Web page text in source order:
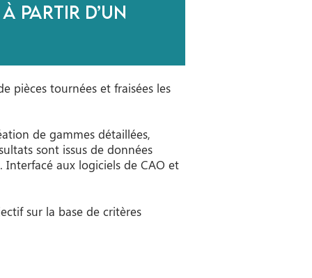
à partir d’un
pièces tournées et fraisées les
de gammes détaillées,
sont issus de données
aux logiciels de CAO et
sur la base de critères